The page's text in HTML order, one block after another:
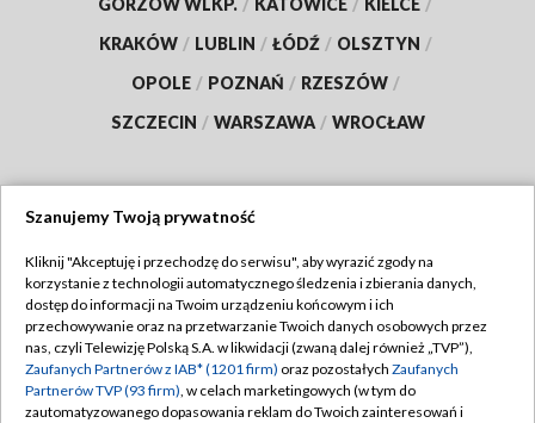
GORZÓW WLKP. / KATOWICE / KIELCE /
KRAKÓW / LUBLIN / ŁÓDŹ / OLSZTYN /
OPOLE / POZNAŃ / RZESZÓW /
SZCZECIN / WARSZAWA / WROCŁAW
TVP
Abonament TVP
Emisja w TVP
Centrum informacji TVP
Regulamin TVP
Polityka prywatności
Moje zgody
Szanujemy Twoją prywatność
Kliknij "Akceptuję i przechodzę do serwisu", aby wyrazić zgody na
korzystanie z technologii automatycznego śledzenia i zbierania danych,
dostęp do informacji na Twoim urządzeniu końcowym i ich
przechowywanie oraz na przetwarzanie Twoich danych osobowych przez
nas, czyli Telewizję Polską S.A. w likwidacji (zwaną dalej również „TVP”),
Zaufanych Partnerów z IAB* (1201 firm) oraz pozostałych Zaufanych
Partnerów TVP (93 firm), w celach marketingowych (w tym do
zautomatyzowanego dopasowania reklam do Twoich zainteresowań i